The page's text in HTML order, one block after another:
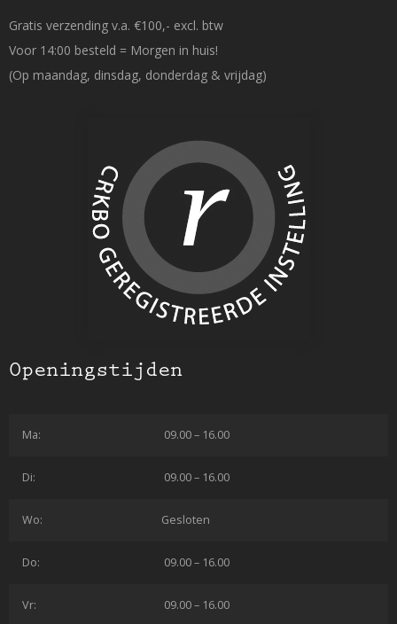
Gratis verzending v.a. €100,- excl. btw
Voor 14:00 besteld = Morgen in huis!
(Op maandag, dinsdag, donderdag & vrijdag)
Openingstijden
Ma: 09.00 – 16.00
Di: 09.00 – 16.00
Wo: Gesloten
Do: 09.00 – 16.00
Vr: 09.00 – 16.00